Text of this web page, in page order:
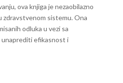
ova knjiga je nezaobilazno
zdravstvenom sistemu. Ona
odluka u vezi sa
unaprediti efikasnost i